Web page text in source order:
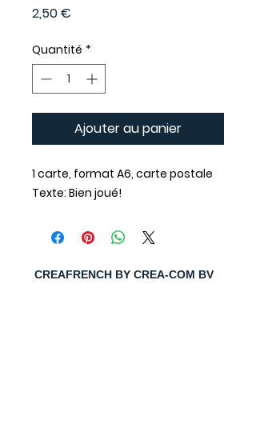
2,50 €
Quantité *
Ajouter au panier
1 carte, format A6, carte postale
Texte: Bien joué!
CREAFRENCH BY CREA-COM BV